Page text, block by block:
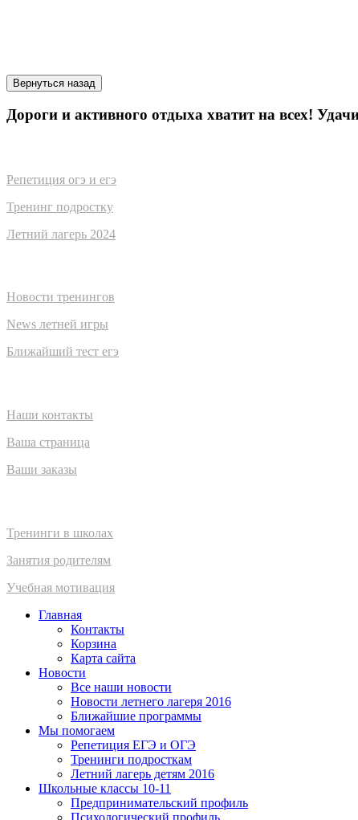
Дороги и активного отдыха хватит на всех!
Репетиция огэ и егэ
Тренинг подростку
Летний лагерь 2024
Новости тренингов
News летней игры
Ближайший тест егэ
Наши контакты
Ваша страница
Ваши заказы
Тренинги в школах
Занятия родителям
Учебная мотивация
Главная
Контакты
Корзина
Карта сайта
Новости
Все наши новости
Новости летнего лагеря 2016
Ближайшие программы
Мы помогаем
Репетиция ЕГЭ и ОГЭ
Тренинги подросткам
Летний лагерь детям 2016
Школьные классы 10-11
Предпринимательский профиль
Психологический профиль